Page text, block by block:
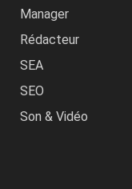
Manager
Rédacteur
SEA
SEO
Son & Vidéo